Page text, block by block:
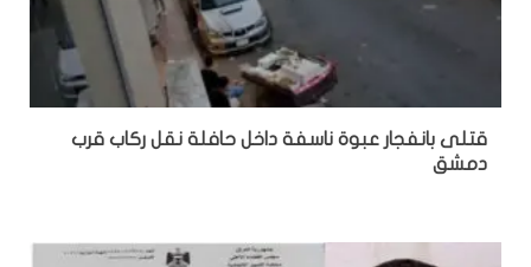
قتلى بانفجار عبوة ناسفة داخل حافلة نقل ركاب قرب
دمشق